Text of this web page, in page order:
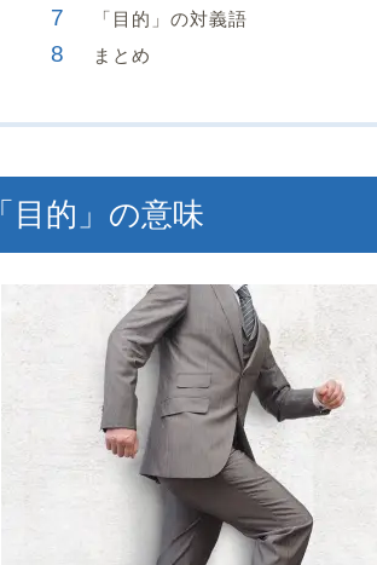
「目的」の対義語
まとめ
「目的」の意味